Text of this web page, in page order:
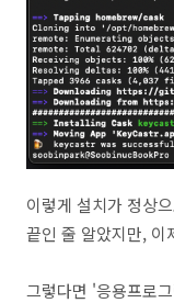
이렇게 설치가 정상
끝인 줄 알았지만, 이
그렇다면 '응용프로